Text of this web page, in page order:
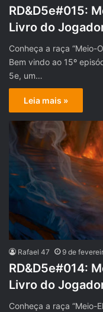
RD&D5e#015:
Livro do
Conheça a raça “Meio-
Bem vindo ao 15º
5e, um…
Leia mais »
Rafael 47 9 de
RD&D5e#014:
Livro do
Conheça a raça “Meio-